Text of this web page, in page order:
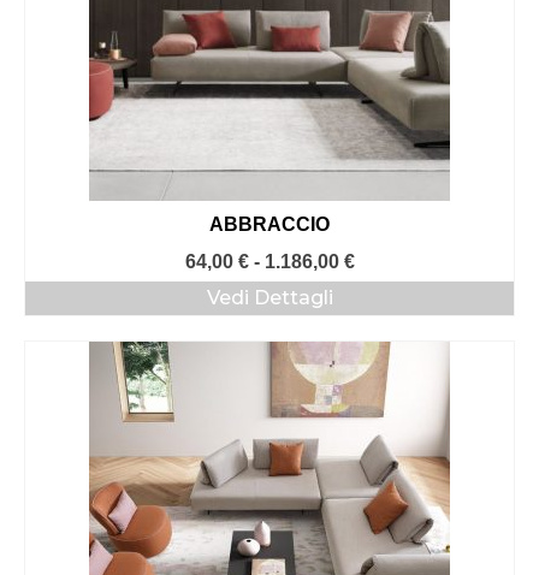
ABBRACCIO
64,00 € - 1.186,00 €Fascia
di
64,00 €
a
1.186,00 €
Vedi Dettagli